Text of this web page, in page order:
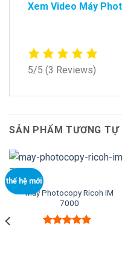
Xem Video Máy
5/5 (3 Reviews)
SẢN PHẨM TƯƠNG TỰ
thế hệ mới
Máy Photocopy Ricoh IM
7000